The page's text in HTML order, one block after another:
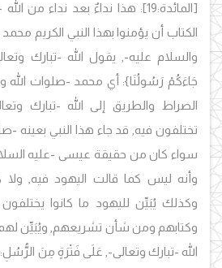
[المائدة:19]:
هذا نداءٌ بعد نداء من
الكتاب أن يؤمنوا بهذا النبي الكريم
والسلام عليه-, يقول الله -تبارك
جَاءَكُمْ رَسُولُنَا}: أي محمد -صلوات الله
الصراط والطريق إلى الله -تبارك
تختلفون فيه, قد جاء هذا النبي بعينه -
سواء كان من حقيقة عيسى -عليه
وأنه ليس كما قالت اليهود فيه, ولا
وكذلك يُبَيِّن لليهود ما كانوا
وكتابهم ومن شأن تشريعهم, ويُبَيِّن لهم
الله -تبارك وتعالى-, عَلَى فَتْرَةٍ مِنَ